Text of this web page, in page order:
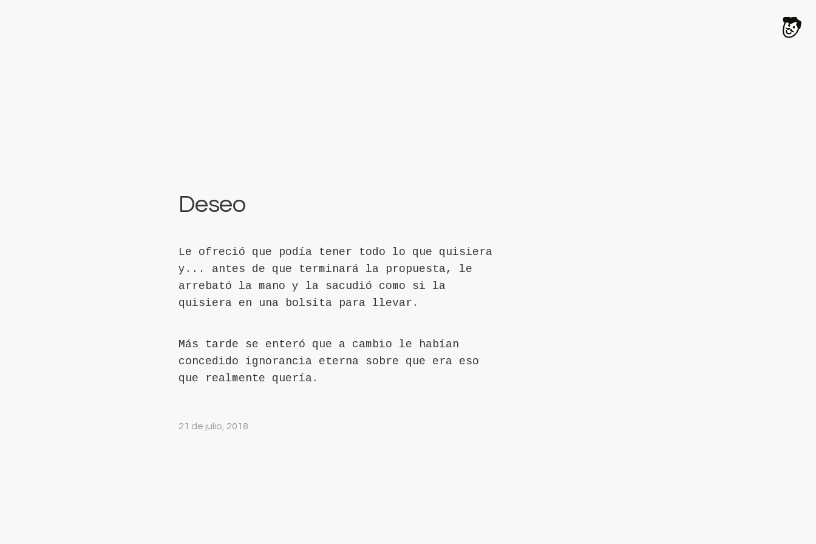
Deseo
Le ofreció que podía tener todo lo que quisiera
y... antes de que terminará la propuesta, le
arrebató la mano y la sacudió como si la
quisiera en una bolsita para llevar.
Más tarde se enteró que a cambio le habían
concedido ignorancia eterna sobre que era eso
que realmente quería.
21 de julio, 2018